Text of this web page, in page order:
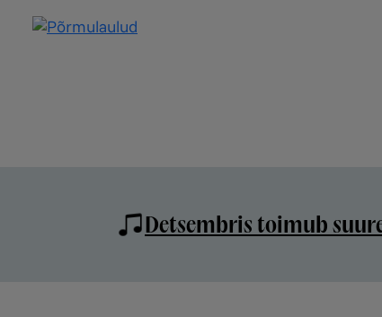
Detsembris toimub